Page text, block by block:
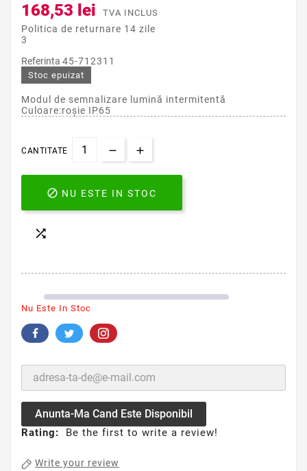
168,53 lei TVA INCLUS
Politica de returnare 14 zile
3
Referinta 45-712311
Stoc epuizat
Modul de semnalizare lumină intermitentă
Culoare:roşie IP65
CANTITATE
 NU ESTE IN STOC

Nu Este In Stoc
Anunta-Ma Cand Este Disponibil
Rating: Be the first to write a review!
Write your review